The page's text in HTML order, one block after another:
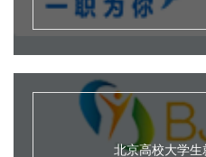
北京高校大学生